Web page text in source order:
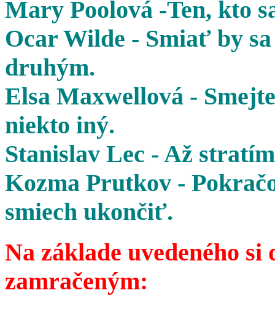
Mary Poolová -Ten, kto
Ocar Wilde - Smiať by
druhým.
Elsa Maxwellová -
niekto iný.
Stanislav Lec - Až
Kozma Prutkov -
smiech ukončiť.
Na základe uvedeného
zamračeným: